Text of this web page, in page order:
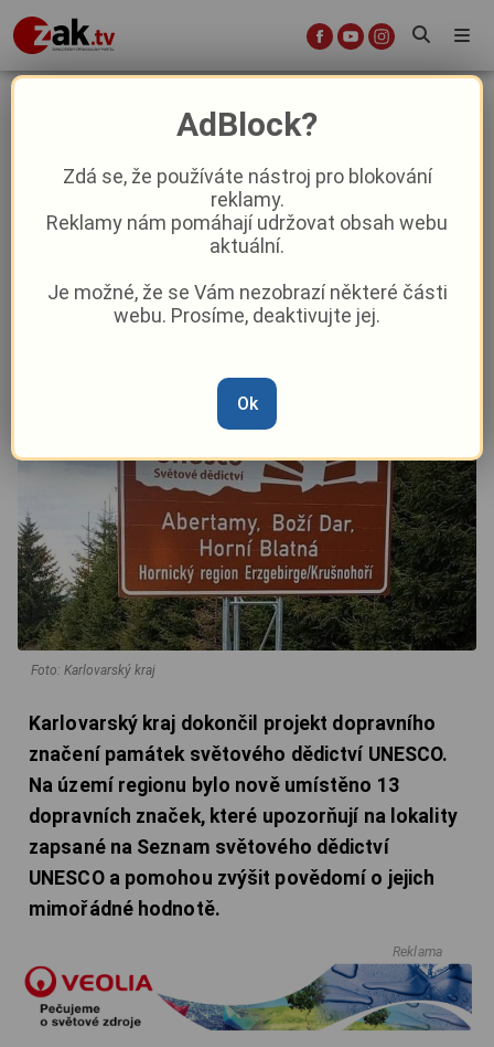
Památky UNESCO v Karlovarském
kraji nově ukazuje 13 dopravních
značek
Aktuality Aktuálně Z kraje
David Černý–4. 6.|14:55
Foto: Karlovarský kraj
Karlovarský kraj dokončil projekt dopravního
značení památek světového dědictví UNESCO.
Na území regionu bylo nově umístěno 13
dopravních značek, které upozorňují na lokality
zapsané na Seznam světového dědictví
UNESCO a pomohou zvýšit povědomí o jejich
mimořádné hodnotě.
Reklama
AdBlock?
Zdá se, že používáte nástroj pro blokování
reklamy.
Reklamy nám pomáhají udržovat obsah webu
aktuální.
Je možné, že se Vám nezobrazí některé části
webu. Prosíme, deaktivujte jej.
Ok